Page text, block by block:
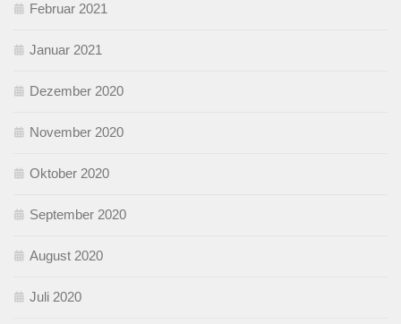
Februar 2021
Januar 2021
Dezember 2020
November 2020
Oktober 2020
September 2020
August 2020
Juli 2020